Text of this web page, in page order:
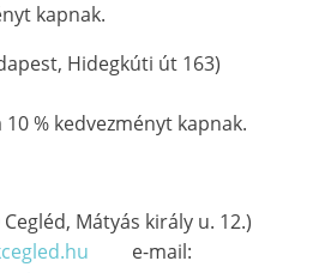
kapnak.
Hidegkúti út 163)
% kedvezményt kapnak.
Cegléd, Mátyás király u. 12.)
e-mail: